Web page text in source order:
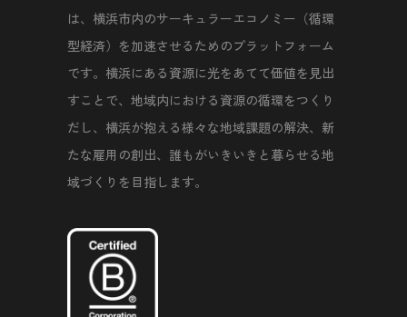
は、横浜市内のサーキュラーエコノミー（循環
型経済）を加速させるためのプラットフォーム
です。横浜にある資源に光をあてて価値を見出
すことで、地域内における資源の循環をつくり
だし、横浜が抱える様々な地域課題の解決、新
たな雇用の創出、誰もがいきいきと暮らせる地
域づくりを目指します。